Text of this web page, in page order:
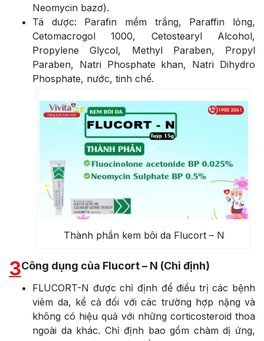
Neomycin bazơ).
Tá dược: Parafin mềm trắng, Paraffin lỏng,
Cetomacrogol 1000, Cetostearyl Alcohol,
Propylene Glycol, Methyl Paraben, Propyl
Paraben, Natri Phosphate khan, Natri Dihydro
Phosphate, nước, tinh chế.
Thành phần kem bôi da Flucort – N
3Công dụng của Flucort – N (Chỉ định)
FLUCORT-N được chỉ định để điều trị các bệnh
viêm da, kể cả đối với các trường hợp nặng và
không có hiệu quả với những corticosteroid thoa
ngoài da khác. Chỉ định bao gồm chàm dị ứng,